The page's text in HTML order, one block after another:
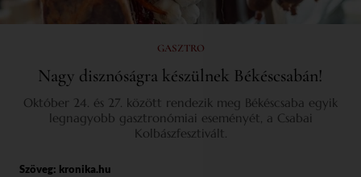
GASZTRO
Nagy disznóságra készülnek Békéscsabán!
Október 24. és 27. között rendezik meg Békéscsaba egyik
legnagyobb gasztronómiai eseményét, a Csabai
Kolbászfesztivált.
Szöveg: kronika.hu